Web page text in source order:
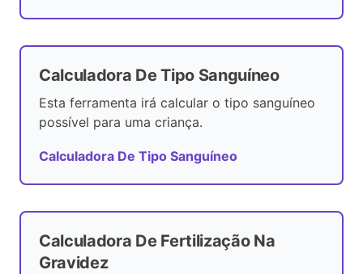
Calculadora De Tipo Sanguíneo
Esta ferramenta irá calcular o tipo sanguíneo
possível para uma criança.
Calculadora De Tipo Sanguíneo
Calculadora De Fertilização Na
Gravidez